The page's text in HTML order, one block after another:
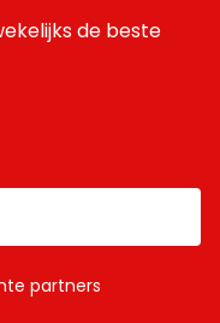
de beste
partners